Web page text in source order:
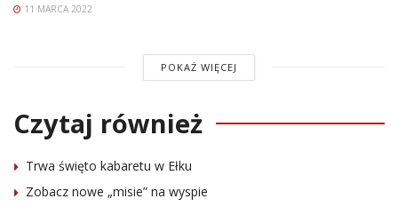
11 MARCA 2022
POKAŻ WIĘCEJ
Czytaj również
Trwa święto kabaretu w Ełku
Zobacz nowe „misie” na wyspie